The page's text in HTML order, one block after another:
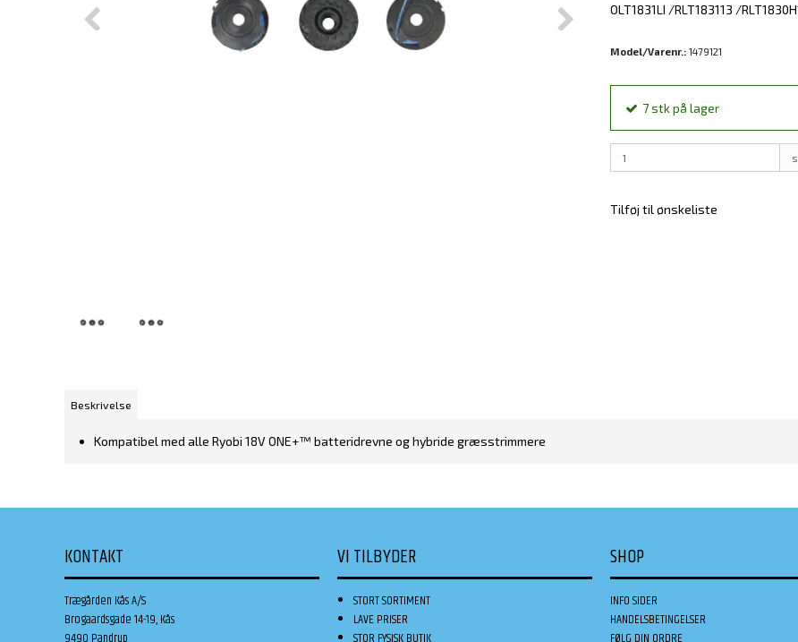
OLT1831LI /RLT183113 /
Model/Varenr.: 1479121
7stkpå lager
Tilføj til ønskeliste
Beskrivelse
Kompatibel med alle Ryobi 18V ONE+™ batteridrevne og hybride græsstrimmere
KONTAKT
Trægården Kås A/S
Brogaardsgade 14-19, Kås
VI TILBYDER
STORT SORTIMENT
LAVE PRISER
SHOP
INFO SIDER
HANDELSBETINGELSER